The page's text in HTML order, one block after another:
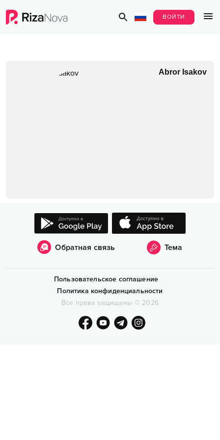
ВОЙТИ
Abror Isakov
Обратная связь Тема
Пользовательское соглашение
Политика конфиденциальности
Все права защищены © 2026